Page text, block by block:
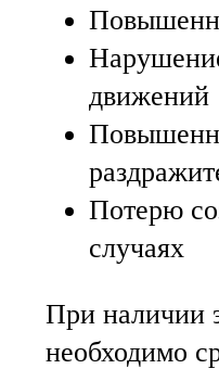
движений
Потерю
случаях
При наличии
необходимо